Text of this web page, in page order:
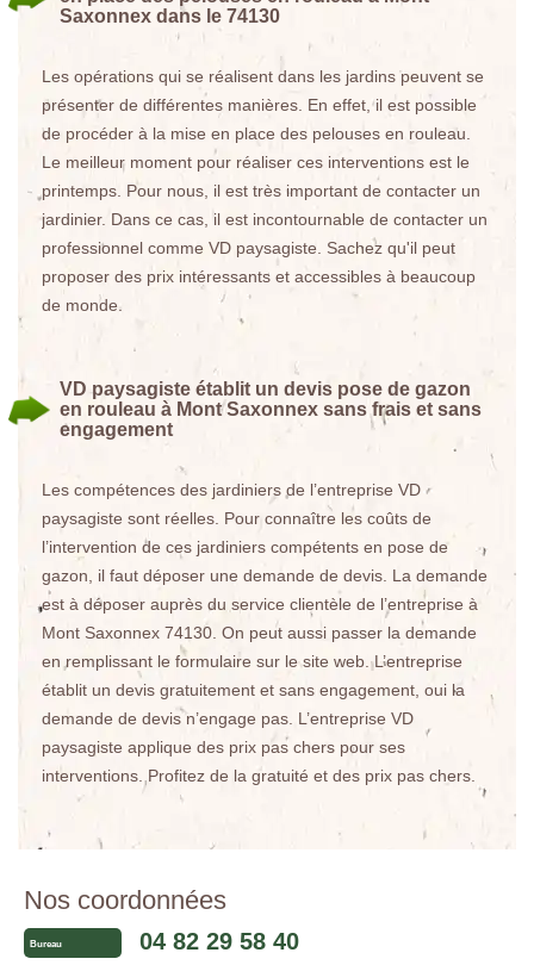
Saxonnex dans le 74130
Les opérations qui se réalisent dans les jardins peuvent se
présenter de différentes manières. En effet, il est possible
de procéder à la mise en place des pelouses en rouleau.
Le meilleur moment pour réaliser ces interventions est le
printemps. Pour nous, il est très important de contacter un
jardinier. Dans ce cas, il est incontournable de contacter un
professionnel comme VD paysagiste. Sachez qu'il peut
proposer des prix intéressants et accessibles à beaucoup
de monde.
VD paysagiste établit un devis pose de gazon
en rouleau à Mont Saxonnex sans frais et sans
engagement
Les compétences des jardiniers de l’entreprise VD
paysagiste sont réelles. Pour connaître les coûts de
l’intervention de ces jardiniers compétents en pose de
gazon, il faut déposer une demande de devis. La demande
est à déposer auprès du service clientèle de l’entreprise à
Mont Saxonnex 74130. On peut aussi passer la demande
en remplissant le formulaire sur le site web. L’entreprise
établit un devis gratuitement et sans engagement, oui la
demande de devis n’engage pas. L’entreprise VD
paysagiste applique des prix pas chers pour ses
interventions. Profitez de la gratuité et des prix pas chers.
Nos coordonnées
Bureau 04 82 29 58 40